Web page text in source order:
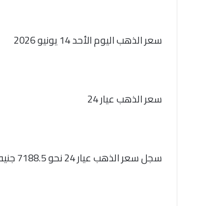
سعر الذهب اليوم الأحد 14 يونيو 2026
سعر الذهب عيار 24
سجل سعر الذهب عيار 24 نحو 7188.5 جنيه للبيع و7131.5 جنيه للشراء.